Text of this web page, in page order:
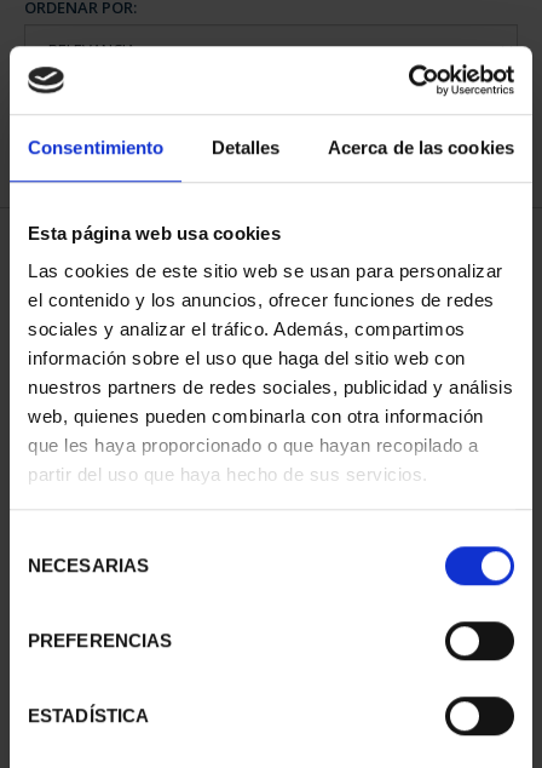
Consentimiento Detalles Acerca de las cookies
Esta página web usa cookies
Las cookies de este sitio web se usan para personalizar
el contenido y los anuncios, ofrecer funciones de redes
sociales y analizar el tráfico. Además, compartimos
información sobre el uso que haga del sitio web con
nuestros partners de redes sociales, publicidad y análisis
web, quienes pueden combinarla con otra información
que les haya proporcionado o que hayan recopilado a
partir del uso que haya hecho de sus servicios.
NECESARIAS
PREFERENCIAS
ESTADÍSTICA
Has buscado "pard"
ORDENAR POR:
REFINAR
1 Productos encontrados